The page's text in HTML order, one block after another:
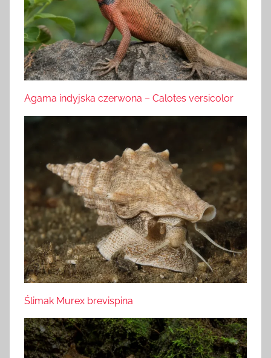
Agama indyjska czerwona – Calotes versicolor
Ślimak Murex brevispina